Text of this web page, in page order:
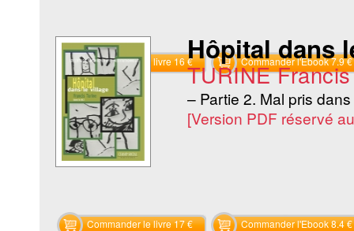
Commander le livre 16 € Commander l'Ebook 7.9 €
Hôpital dans
TURINE Francis
– Partie 2. Mal pris
[Version PDF réservé
Commander le livre 17 € Commander l'Ebook 8.4 €